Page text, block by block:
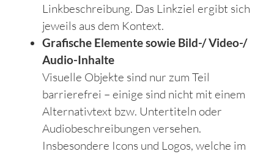
Linkbeschreibung. Das Linkziel ergibt sich
jeweils aus dem Kontext.
Grafische Elemente sowie Bild-/ Video-/
Audio-Inhalte
Visuelle Objekte sind nur zum Teil
barrierefrei – einige sind nicht mit einem
Alternativtext bzw. Untertiteln oder
Audiobeschreibungen versehen.
Insbesondere Icons und Logos, welche im